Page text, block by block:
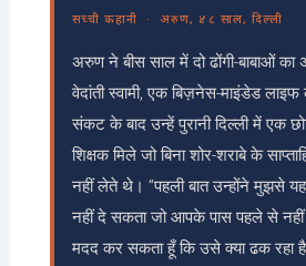
सच्ची कहानी · अरुण, ४८ साल, दिल्ली
अरुण ने बीस साल में दो ढोंगी-बाबाओं
वेदांती स्वामी, एक बिज़नेस-माइंडेड
संकट के बाद उन्हें पुरानी दिल्ली में एक
शिक्षक मिले जो बिना शोर-शराबे के
नहीं लेते थे। “पहली बात उन्होंने मुझसे
नहीं दे सकता जो आपके पास पहले से
मदद कर सकता हूँ कि उसे क्या ढक रहा